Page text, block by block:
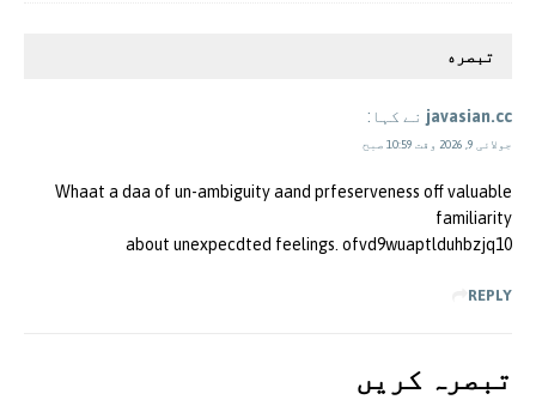
تبصره
javasian.cc نے کہا:
جولائی 9, 2026 وقت 10:59 صبح
Whaat a daa of un-ambiguity aand prfeserveness off valuable
familiarity
about unexpecdted feelings. ofvd9wuaptlduhbzjq10
REPLY
تبصرہ کريں